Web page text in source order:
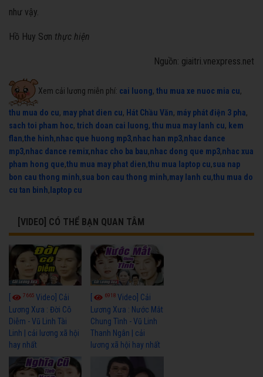
như vậy.
Hồ Huy Sơn thực hiện
Nguồn: giaitri.vnexpress.net
Xem cải lương miễn phí: cai luong, thu mua xe nuoc mia cu,
thu mua do cu, may phat dien cu, Hát Chầu Văn, máy phát điện 3 pha,
sach toi pham hoc, trich doan cai luong, thu mua may lanh cu, kem
flan,the hinh,nhac que huong mp3,nhac han mp3,nhac dance
mp3,nhac dance remix,nhac cho ba bau,nhac dong que mp3,nhac xua
pham hong que,thu mua may phat dien,thu mua laptop cu,sua nap
bon cau thong minh,sua bon cau thong minh,may lanh cu,thu mua do
cu tan binh, laptop cu
[VIDEO] CÓ THỂ BẠN QUAN TÂM
7665 Video] Cải
Lương Xưa : Đời Cô
Diễm - Vũ Linh Tài
Linh | cải lương xã hội
hay nhất
6918Video] Cải
Lương Xưa : Nước Mắt
Chung Tình - Vũ Linh
Thanh Ngân | cải
lương xã hội hay nhất